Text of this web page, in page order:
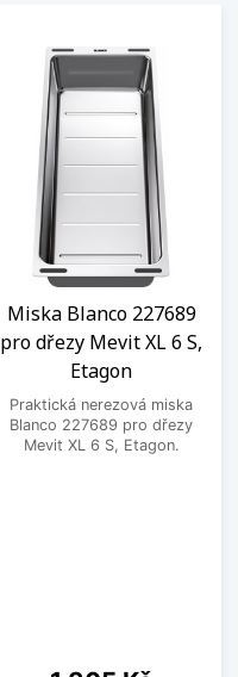
Miska Blanco 227689
pro dřezy Mevit XL 6 S,
Etagon
Praktická nerezová miska
Blanco 227689 pro dřezy
Mevit XL 6 S, Etagon.